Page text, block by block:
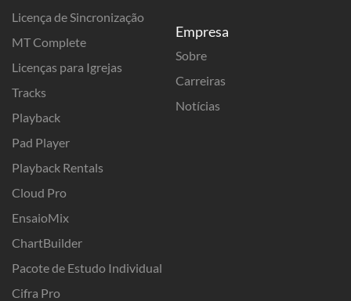
Licença de Sincronização
MT Complete
Licenças para Igrejas
Tracks
Playback
Pad Player
Playback Rentals
Cloud Pro
EnsaioMix
ChartBuilder
Pacote de Estudo Individual
Cifra Pro
Empresa
Sobre
Carreiras
Notícias